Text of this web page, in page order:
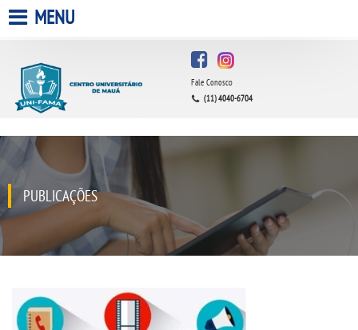
A FACULDADE
QUEM SOMOS
ESTÁGIOS
BIBLIOTECA
MENU
Fale Conosco
(11) 4040-6704
PUBLICAÇÕES